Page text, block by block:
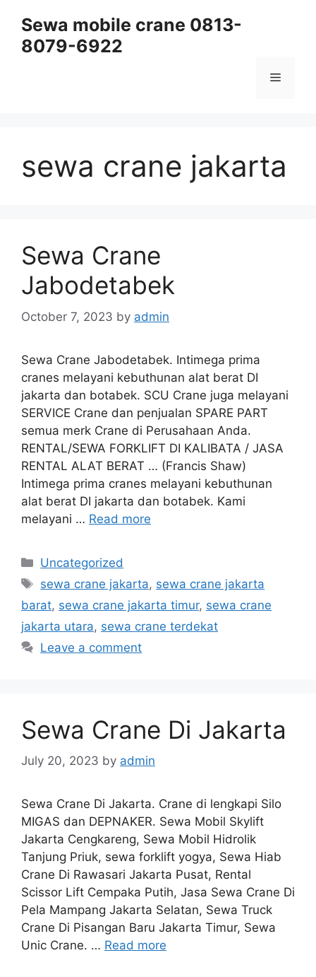
content
Sewa mobile crane 0813-
8079-6922
Menu
sewa crane jakarta
Sewa Crane
Jabodetabek
October 7, 2023 by admin
Sewa Crane Jabodetabek. Intimega prima
cranes melayani kebuthunan alat berat DI
jakarta dan botabek. SCU Crane juga melayani
SERVICE Crane dan penjualan SPARE PART
semua merk Crane di Perusahaan Anda.
RENTAL/SEWA FORKLIFT DI KALIBATA / JASA
RENTAL ALAT BERAT … (Francis Shaw)
Intimega prima cranes melayani kebuthunan
alat berat DI jakarta dan botabek. Kami
melayani … Read more
Categories
Uncategorized
Tags
sewa crane jakarta, sewa crane jakarta
barat, sewa crane jakarta timur, sewa crane
jakarta utara, sewa crane terdekat
Leave a comment
Sewa Crane Di Jakarta
July 20, 2023 by admin
Sewa Crane Di Jakarta. Crane di lengkapi Silo
MIGAS dan DEPNAKER. Sewa Mobil Skylift
Jakarta Cengkareng, Sewa Mobil Hidrolik
Tanjung Priuk, sewa forklift yogya, Sewa Hiab
Crane Di Rawasari Jakarta Pusat, Rental
Scissor Lift Cempaka Putih, Jasa Sewa Crane Di
Pela Mampang Jakarta Selatan, Sewa Truck
Crane Di Pisangan Baru Jakarta Timur, Sewa
Unic Crane. … Read more